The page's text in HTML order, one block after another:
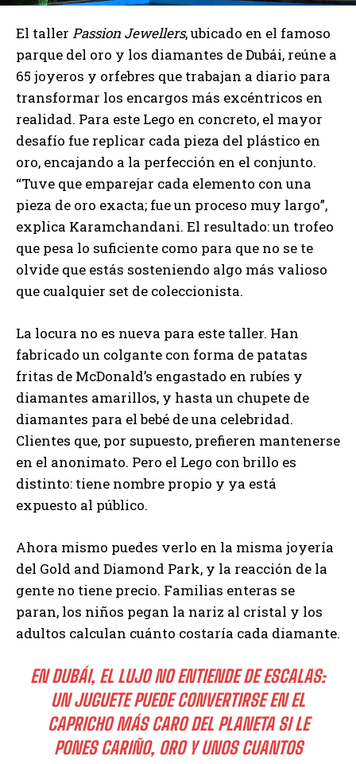
El taller Passion Jewellers, ubicado en el famoso
parque del oro y los diamantes de Dubái, reúne a
65 joyeros y orfebres que trabajan a diario para
transformar los encargos más excéntricos en
realidad. Para este Lego en concreto, el mayor
desafío fue replicar cada pieza del plástico en
oro, encajando a la perfección en el conjunto.
“Tuve que emparejar cada elemento con una
pieza de oro exacta; fue un proceso muy largo”,
explica Karamchandani. El resultado: un trofeo
que pesa lo suficiente como para que no se te
olvide que estás sosteniendo algo más valioso
que cualquier set de coleccionista.
La locura no es nueva para este taller. Han
fabricado un colgante con forma de patatas
fritas de McDonald’s engastado en rubíes y
diamantes amarillos, y hasta un chupete de
diamantes para el bebé de una celebridad.
Clientes que, por supuesto, prefieren mantenerse
en el anonimato. Pero el Lego con brillo es
distinto: tiene nombre propio y ya está
expuesto al público.
Ahora mismo puedes verlo en la misma joyería
del Gold and Diamond Park, y la reacción de la
gente no tiene precio. Familias enteras se
paran, los niños pegan la nariz al cristal y los
adultos calculan cuánto costaría cada diamante.
EN DUBÁI, EL LUJO NO ENTIENDE DE ESCALAS:
UN JUGUETE PUEDE CONVERTIRSE EN EL
CAPRICHO MÁS CARO DEL PLANETA SI LE
PONES CARIÑO, ORO Y UNOS CUANTOS